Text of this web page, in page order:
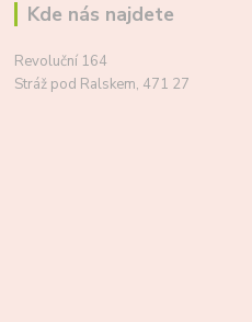
Kde nás najdete
Revoluční 164
Stráž pod Ralskem, 471 27